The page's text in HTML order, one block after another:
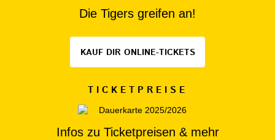
Die Tigers greifen an!
KAUF DIR ONLINE-TICKETS
TICKETPREISE
Infos zu Ticketpreisen & mehr